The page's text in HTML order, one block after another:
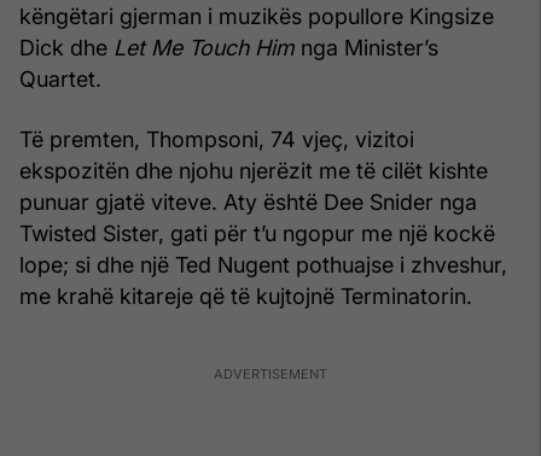
këngëtari gjerman i muzikës popullore Kingsize
Dick dhe Let Me Touch Him nga Minister’s
Quartet.
Të premten, Thompsoni, 74 vjeç, vizitoi
ekspozitën dhe njohu njerëzit me të cilët kishte
punuar gjatë viteve. Aty është Dee Snider nga
Twisted Sister, gati për t’u ngopur me një kockë
lope; si dhe një Ted Nugent pothuajse i zhveshur,
me krahë kitareje që të kujtojnë Terminatorin.